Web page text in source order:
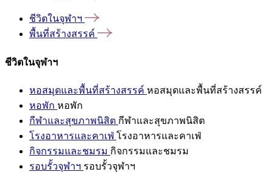
ชีวิตในจุฬาฯ
พื้นที่สร้างสรรค์
ชีวิตในจุฬาฯ
หอสมุดและพื้นที่สร้างสรรค์ หอสมุดและพื้นที่สร้างสรรค์
หอพัก หอพัก
กีฬาและสุขภาพนิสิต กีฬาและสุขภาพนิสิต
โรงอาหารและคาเฟ่ โรงอาหารและคาเฟ่
กิจกรรมและชมรม กิจกรรมและชมรม
รอบรั้วจุฬาฯ รอบรั้วจุฬาฯ